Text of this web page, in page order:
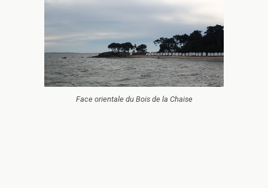
Face orientale du Bois de la Chaise